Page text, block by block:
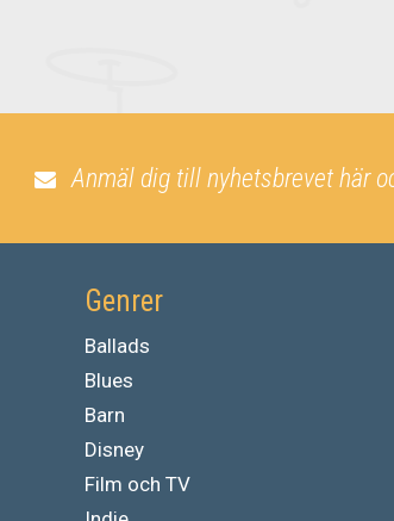
Anmäl dig till nyhetsbrevet här
Genrer
Ballads
Blues
Barn
Disney
Film och TV